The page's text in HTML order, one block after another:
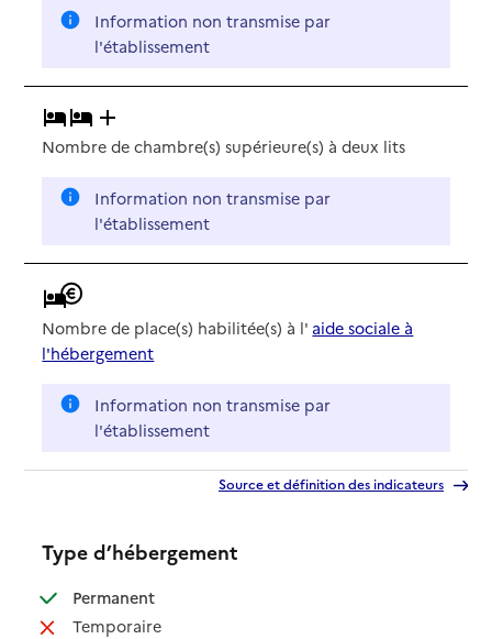
Information non transmise par
l'établissement
Nombre de chambre(s) supérieure(s) à deux lits
Information non transmise par
l'établissement
Nombre de place(s) habilitée(s) à l' aide sociale à
l'hébergement
Information non transmise par
l'établissement
Source et définition des indicateurs
Type d’hébergement
Permanent: disponible
Temporaire: non disponible